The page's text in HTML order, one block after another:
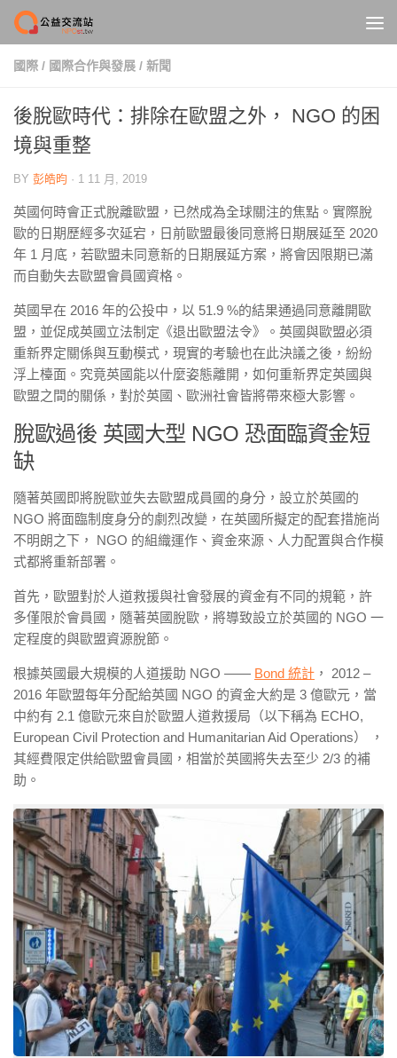
Skip to content
國際 / 國際合作與發展 / 新聞
後脫歐時代：排除在歐盟之外， NGO 的困
境與重整
BY 彭皓昀 · 1 11 月, 2019
英國何時會正式脫離歐盟，已然成為全球關注的焦點。實際脫
歐的日期歷經多次延宕，日前歐盟最後同意將日期展延至 2020
年 1 月底，若歐盟未同意新的日期展延方案，將會因限期已滿
而自動失去歐盟會員國資格。
英國早在 2016 年的公投中，以 51.9 %的結果通過同意離開歐
盟，並促成英國立法制定《退出歐盟法令》。英國與歐盟必須
重新界定關係與互動模式，現實的考驗也在此決議之後，紛紛
浮上檯面。究竟英國能以什麼姿態離開，如何重新界定英國與
歐盟之間的關係，對於英國、歐洲社會皆將帶來極大影響。
脫歐過後 英國大型 NGO 恐面臨資金短
缺
隨著英國即將脫歐並失去歐盟成員國的身分，設立於英國的
NGO 將面臨制度身分的劇烈改變，在英國所擬定的配套措施尚
不明朗之下， NGO 的組織運作、資金來源、人力配置與合作模
式都將重新部署。
首先，歐盟對於人道救援與社會發展的資金有不同的規範，許
多僅限於會員國，隨著英國脫歐，將導致設立於英國的 NGO 一
定程度的與歐盟資源脫節。
根據英國最大規模的人道援助 NGO —— Bond 統計 ， 2012 –
2016 年歐盟每年分配給英國 NGO 的資金大約是 3 億歐元，當
中約有 2.1 億歐元來自於歐盟人道救援局（以下稱為 ECHO,
European Civil Protection and Humanitarian Aid Operations） ，
其經費限定供給歐盟會員國，相當於英國將失去至少 2/3 的補
助。